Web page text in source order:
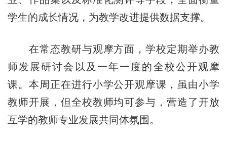
学生的成长情况，为教学改进提供数据支撑。
在常态教研与观摩方面，学校定期举办教
师发展研讨会以及一年一度的全校公开观摩
课。本周正在进行小学公开观摩课，虽由小学
教师开展，但全校教师均可参与，营造了开放
互学的教师专业发展共同体氛围。